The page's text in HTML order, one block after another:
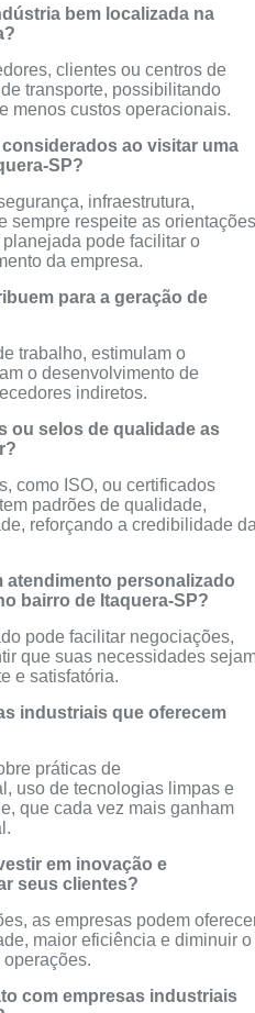
bem localizada na
clientes ou centros de
transporte, possibilitando
menos custos operacionais.
ao visitar uma
SP?
infraestrutura,
sempre respeite as
pode facilitar o
da empresa.
para a geração de
trabalho, estimulam o
o desenvolvimento de
indiretos.
ou selos de qualidade as
como ISO, ou certificados
padrões de qualidade,
reforçando a credibilidade
atendimento personalizado
bairro de Itaquera-SP?
pode facilitar negociações,
que suas necessidades
e satisfatória.
industriais que oferecem
práticas de
uso de tecnologias limpas e
que cada vez mais ganham
em inovação e
seus clientes?
as empresas podem
maior eficiência e diminuir o
com empresas industriais